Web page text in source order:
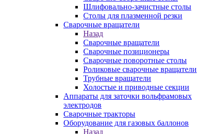
Шлифовально-зачистные столы
Столы для плазменной резки
Сварочные вращатели
Назад
Сварочные вращатели
Сварочные позиционеры
Сварочные поворотные столы
Роликовые сварочные вращатели
Трубные вращатели
Холостые и приводные секции
Аппараты для заточки вольфрамовых
электродов
Сварочные тракторы
Оборудование для газовых баллонов
Назад